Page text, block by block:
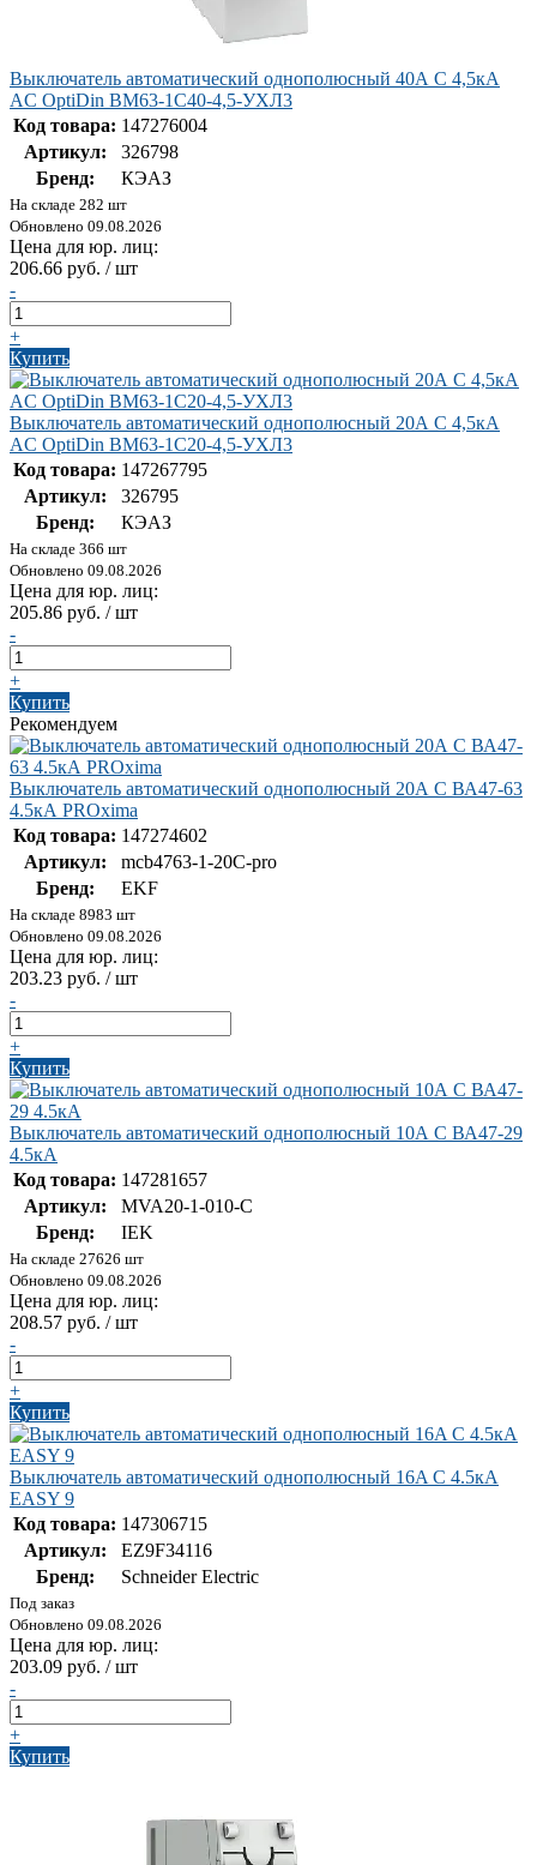
Выключатель автоматический однополюсный 40А C 4,5кА
AC OptiDin BM63-1C40-4,5-УХЛ3
Код товара: 147276004
Артикул:
326798
Бренд:
КЭАЗ
На складе 282 шт
Обновлено 09.08.2026
Цена для юр. лиц:
206.66 руб. / шт
-
+
Купить
Выключатель автоматический однополюсный 20А C 4,5кА
AC OptiDin BM63-1C20-4,5-УХЛ3
Код товара: 147267795
Артикул:
326795
Бренд:
КЭАЗ
На складе 366 шт
Обновлено 09.08.2026
Цена для юр. лиц:
205.86 руб. / шт
-
+
Купить
Рекомендуем
Выключатель автоматический однополюсный 20А С ВА47-63
4.5кА PROxima
Код товара: 147274602
Артикул:
mcb4763-1-20C-pro
Бренд:
EKF
На складе 8983 шт
Обновлено 09.08.2026
Цена для юр. лиц:
203.23 руб. / шт
-
+
Купить
Выключатель автоматический однополюсный 10А C ВА47-29
4.5кА
Код товара: 147281657
Артикул:
MVA20-1-010-C
Бренд:
IEK
На складе 27626 шт
Обновлено 09.08.2026
Цена для юр. лиц:
208.57 руб. / шт
-
+
Купить
Выключатель автоматический однополюсный 16A C 4.5кА
EASY 9
Код товара: 147306715
Артикул:
EZ9F34116
Бренд:
Schneider Electric
Под заказ
Обновлено 09.08.2026
Цена для юр. лиц:
203.09 руб. / шт
-
+
Купить